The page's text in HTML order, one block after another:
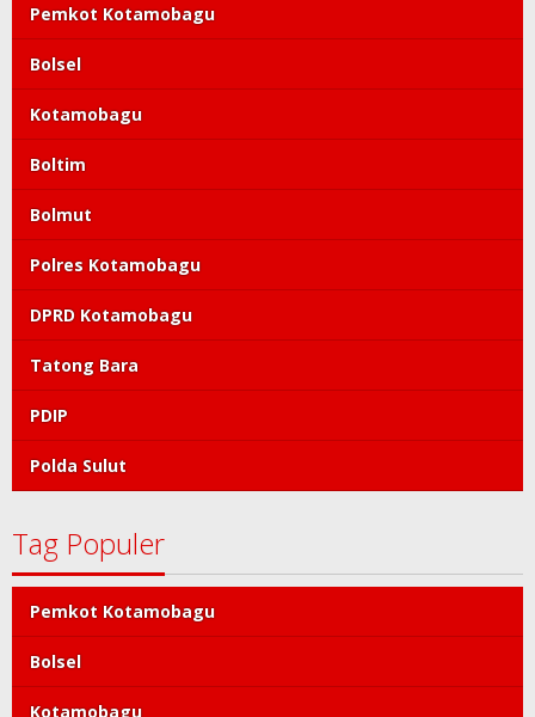
Pemkot Kotamobagu
Bolsel
Kotamobagu
Boltim
Bolmut
Polres Kotamobagu
DPRD Kotamobagu
Tatong Bara
PDIP
Polda Sulut
Tag Populer
Pemkot Kotamobagu
Bolsel
Kotamobagu